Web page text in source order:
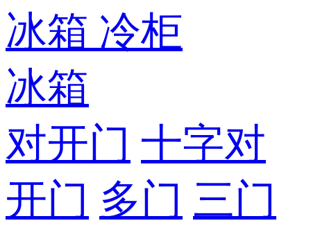
冰箱 冷柜
冰箱
对开门 十字对
开门 多门 三门